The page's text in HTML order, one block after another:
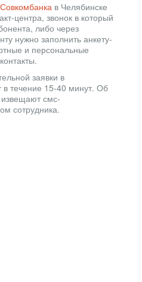
в Челябинске
центра, звонок в который
либо через
нужно заполнить анкету-
и персональные
заявки в
в течение 15-40 минут. Об
извещают смс-
сотрудника.